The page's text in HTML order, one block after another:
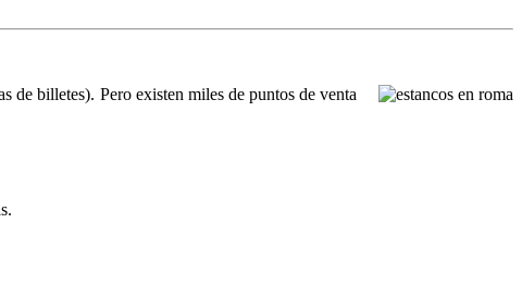
de billetes). Pero existen miles de puntos de venta